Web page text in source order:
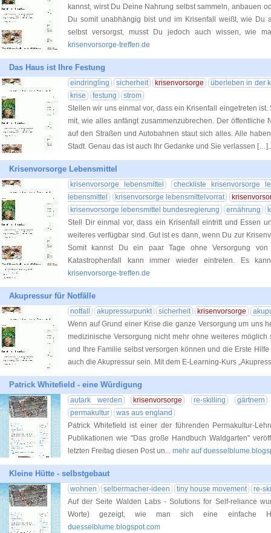
kannst, wirst Du Deine Nahrung selbst sammeln, anbauen
Du somit unabhängig bist und im Krisenfall weißt, wie Du
selbst versorgst, musst Du jedoch auch wissen, wie
krisenvorsorge-treffen.de
Das Haus ist Ihre Festung
eindringling sicherheit krisenvorsorge
überleben in der
krise
festung
strom
Stellen wir uns einmal vor, dass ein Krisenfall eingetreten
mit, wie alles anfängt zusammenzubrechen. Der öffentliche
auf den Straßen und Autobahnen staut sich alles. Alle
Stadt. Genau das ist auch Ihr Gedanke und Sie verlassen […]
Krisenvorsorge Lebensmittel
krisenvorsorge lebensmittel
checkliste krisenvorsorge
lebensmittel
krisenvorsorge lebensmittelvorrat
krisenvorsorge lebensmittel bundesregierung
ernährung
Stell Dir einmal vor, dass ein Krisenfall eintritt und Essen
weiteres verfügbar sind. Gut ist es dann, wenn Du zur
Somit kannst Du ein paar Tage ohne Versorgung
Katastrophenfall kann immer wieder eintreten. Es
krisenvorsorge-treffen.de
Akupressur für Notfälle
notfall akupressurpunkt sicherheit krisenvorsorge
Wenn auf Grund einer Krise die ganze Versorgung um uns
medizinische Versorgung nicht mehr ohne weiteres
und Ihre Familie selbst versorgen können und die Erste
auch die Akupressur sein. Mit dem E-Learning-Kurs „Akupress
Patrick Whitefield - eine Würdigung
autark werden krisenvorsorge re-skilling
gärtnern
permakultur
was aus england
Patrick Whitefield ist einer der führenden Permakultur-
Publikationen wie "Das große Handbuch Waldgarten"
letzten Freitag diesen Post un... mehr auf
Kleine Hütte - selbstgebaut
wohnen selbermacher-ideen tiny house movement
re-
Auf der Seite Walden Labs - Solutions for Self-reliance
Worte) gezeigt, wie man sich eine einfache
duesselblume.blogspot.com